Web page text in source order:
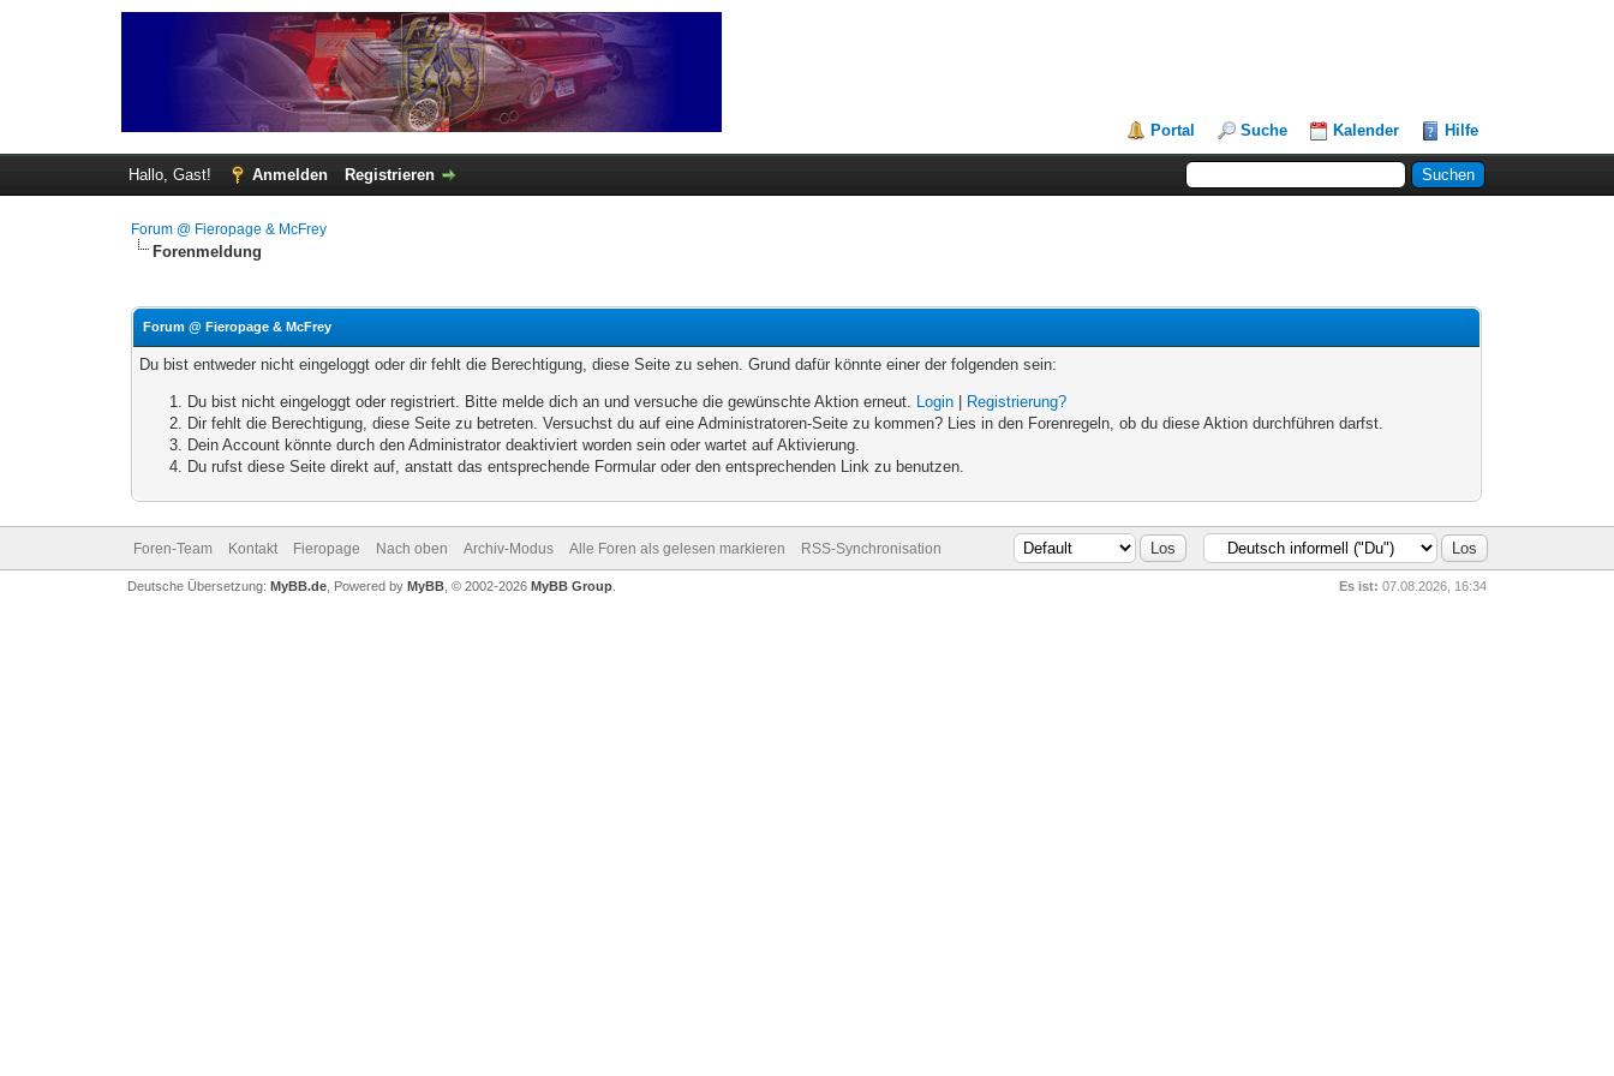
Portal Suche Kalender Hilfe
Hallo, Gast! Anmelden Registrieren
Forum @ Fieropage & McFrey
Forenmeldung
Forum @ Fieropage & McFrey
Du bist entweder nicht eingeloggt oder dir fehlt die Berechtigung, diese Seite zu sehen. Grund dafür könnte einer der folgenden sein:
Du bist nicht eingeloggt oder registriert. Bitte melde dich an und versuche die gewünschte Aktion erneut. Login
Registrierung?
Dir fehlt die Berechtigung, diese Seite zu betreten. Versuchst du auf eine Administratoren-Seite zu kommen? Lies in den Forenregeln, ob du diese Aktion durchführen darfst.
Dein Account könnte durch den Administrator deaktiviert worden sein oder wartet auf Aktivierung.
Du rufst diese Seite direkt auf, anstatt das entsprechende Formular oder den entsprechenden Link zu benutzen.
Foren-Team Kontakt Fieropage Nach oben Archiv-Modus Alle Foren als gelesen markieren RSS-Synchronisation
Es ist: 07.08.2026, 16:34
Deutsche Übersetzung: MyBB.de, Powered by MyBB, © 2002-2026 MyBB Group.